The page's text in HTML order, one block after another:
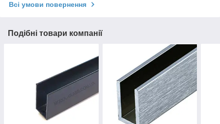
Всі умови повернення
Подібні товари компанії